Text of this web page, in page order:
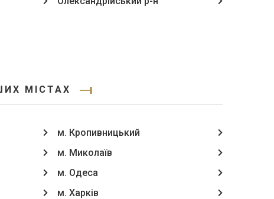
МІСТАХ
м. Кропивницький
м. Миколаїв
м. Одеса
м. Харків